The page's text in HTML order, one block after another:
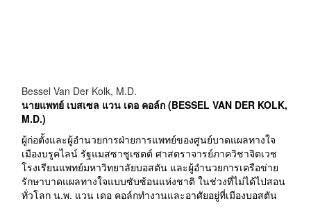
Bessel Van Der Kolk, M.D.
นายแพทย์ เบสเซล แวน เดอ คอล์ก (BESSEL VAN DER KOLK,
M.D.)
ผู้ก่อตั้งและผู้อำนวยการฝ่ายการแพทย์ของศูนย์บาดแผลทางใจ
เมืองบรูคไลน์ รัฐแมสซาชูเซตต์ ศาสตราจารย์ภาควิชาจิตเวช
โรงเรียนแพทย์มหาวิทยาลัยบอสตัน และผู้อำนวยการเครือข่าย
รักษาบาดแผลทางใจแบบซับซ้อนแห่งชาติ ในช่วงที่ไม่ได้ไปสอน
ทั่วโลก น.พ. แวน เดอ คอล์กทำงานและอาศัยอยู่ที่เมืองบอสตัน